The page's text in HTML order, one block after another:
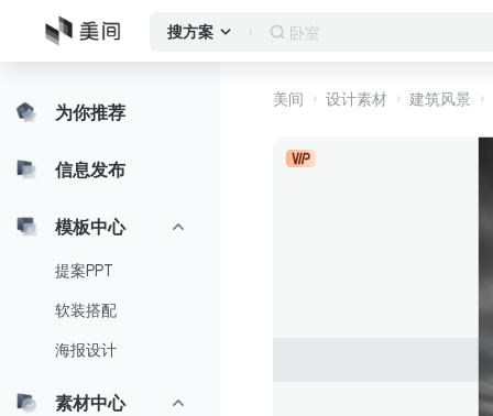
搜方案 卧室
为你推荐
信息发布
模板中心
提案PPT
软装搭配
海报设计
素材中心
美间 设计素材 建筑风景